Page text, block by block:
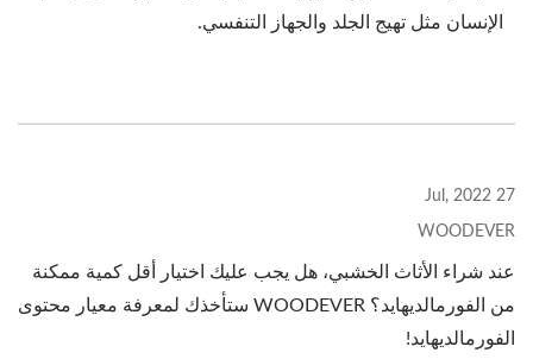
الإنسان مثل تهيج الجلد والجهاز التنفسي.
27 Jul, 2022
WOODEVER
عند شراء الأثاث الخشبي، هل يجب عليك اختيار أقل كمية ممكنة
من الفورمالديهايد؟ WOODEVER ستأخذك لمعرفة معيار محتوى
الفورمالديهايد!